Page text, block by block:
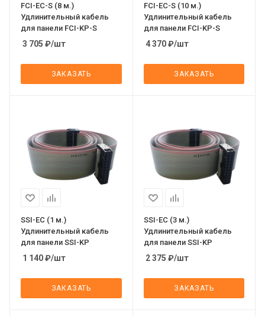
FCI-EC-S (8 м.)
Удлинительный кабель
для панели FCI-KP-S
3 705 ₽/шт
ЗАКАЗАТЬ
FCI-EC-S (10 м.)
Удлинительный кабель
для панели FCI-KP-S
4 370₽/шт
ЗАКАЗАТЬ
SSI-EC (1 м.)
Удлинительный кабель
для панели SSI-KP
1 140₽/шт
ЗАКАЗАТЬ
SSI-EC (3 м.)
Удлинительный кабель
для панели SSI-KP
2 375 ₽/шт
ЗАКАЗАТЬ